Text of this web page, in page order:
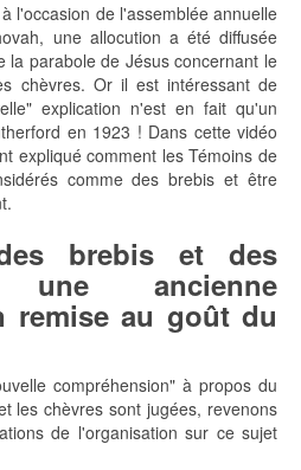
l'occasion de l'assemblée annuelle
une allocution a été diffusée
la parabole de Jésus concernant le
chèvres. Or il est intéressant de
explication n'est en fait qu'un
en 1923 ! Dans cette vidéo
expliqué comment les Témoins de
comme des brebis et être
brebis et des
ancienne
remise au goût du
compréhension" à propos du
les chèvres sont jugées, revenons
de l'organisation sur ce sujet